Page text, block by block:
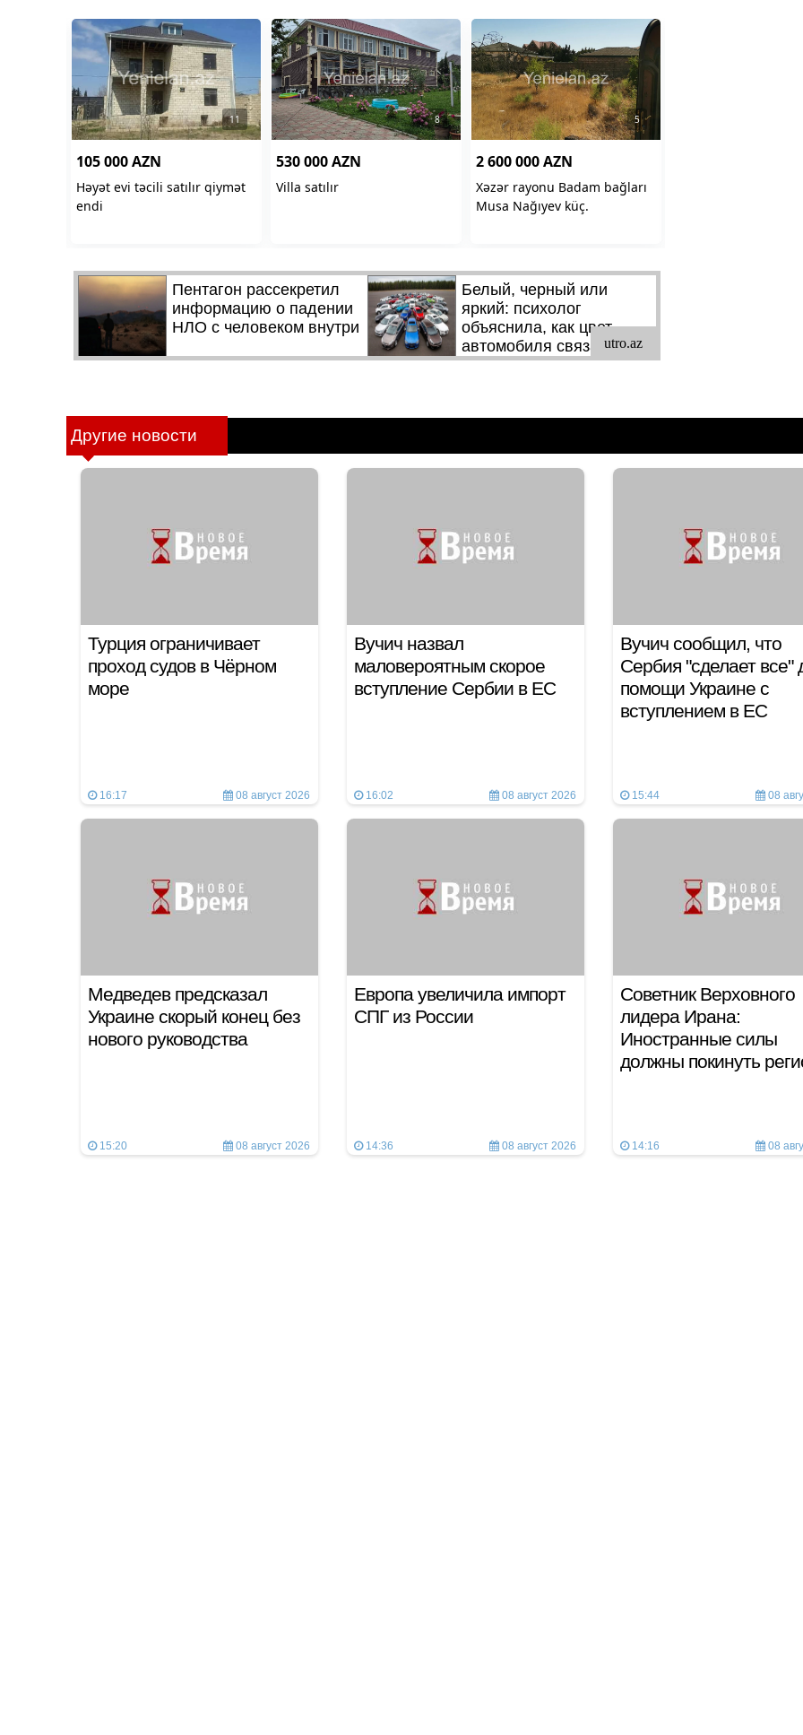
Другие новости
Турция ограничивает
проход судов в Чёрном
море
16:17 08 август 2026
Вучич назвал
маловероятным скорое
вступление Сербии в ЕС
16:02 08 август 2026
Вучич сообщил, что
Сербия "сделает все"
помощи Украине с
вступлением в ЕС
15:44 08
Медведев предсказал
Украине скорый конец без
нового руководства
15:20 08 август 2026
Европа увеличила импорт
СПГ из России
14:36 08 август 2026
Советник Верховного
лидера Ирана:
Иностранные силы
должны покинуть
14:16 08